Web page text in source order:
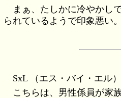
まぁ、たしかに冷やかし
られているようで印象悪い。
SxL （エス・バイ・エル
こちらは、男性係員が家